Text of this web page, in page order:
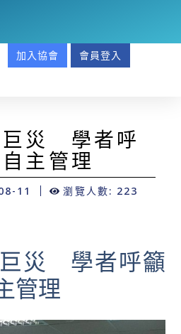
加入協會 會員登入
巨災 學者呼
主管理
11 瀏覽人數: 223
災 學者呼籲
管理